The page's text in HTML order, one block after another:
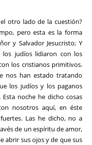
otro lado de la cuestión?
pero esta es la forma
y Salvador Jesucristo; Y
judíos lidiaron con los
los cristianos primitivos.
nos han estado tratando
los judíos y los paganos
noche he dicho cosas
nosotros aquí, en éste
Las he dicho, no a
de un espíritu de amor,
abrir sus ojos y de que sus